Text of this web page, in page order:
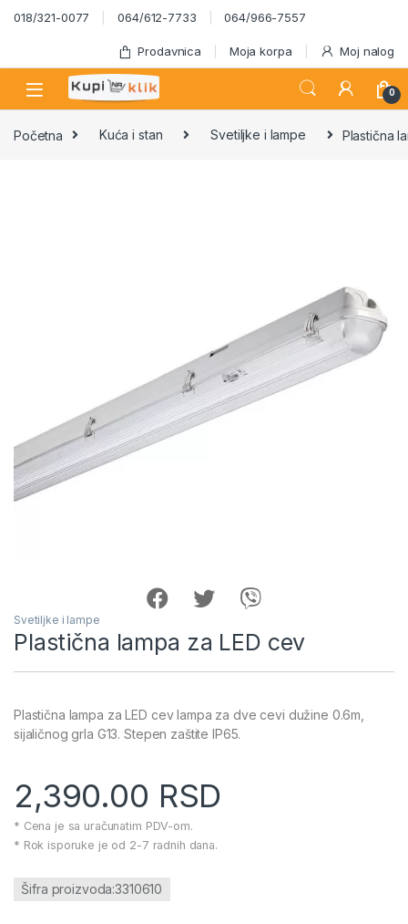
Skip to navigation
Skip to content
018/321-0077 064/612-7733 064/966-7557
Prodavnica Moja korpa Moj nalog
0
Početna Kuća i stan Svetiljke i lampe Plastična
Svetiljke i lampe
Plastična lampa za LED cev
Plastična lampa za LED cev lampa za dve cevi dužine 0.6m,
sijaličnog grla G13. Stepen zaštite IP65.
2,390.00 RSD
* Cena je sa uračunatim PDV-om.
* Rok isporuke je od 2-7 radnih dana.
Šifra proizvoda:3310610